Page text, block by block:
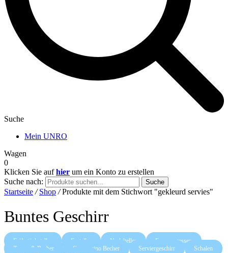
Suche
Mein UNRO
Wagen
0
Klicken Sie aufhier um ein Konto zu erstellen
Suche nach:
Suche
Startseite / Shop /Produkte mit dem Stichwort "gekleurd servies"
Buntes Geschirr
Frühstücksteller Essteller Nudelteller
Espressotassen
Tassen & Becher
Cappuccino Becher Serviergeschirr
Schalen